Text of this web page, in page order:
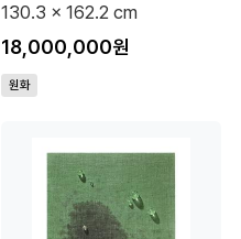
130.3 x 162.2 cm
18,000,000원
원화